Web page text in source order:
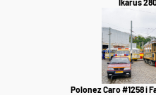
Ikarus
Polonez Caro #1258 i